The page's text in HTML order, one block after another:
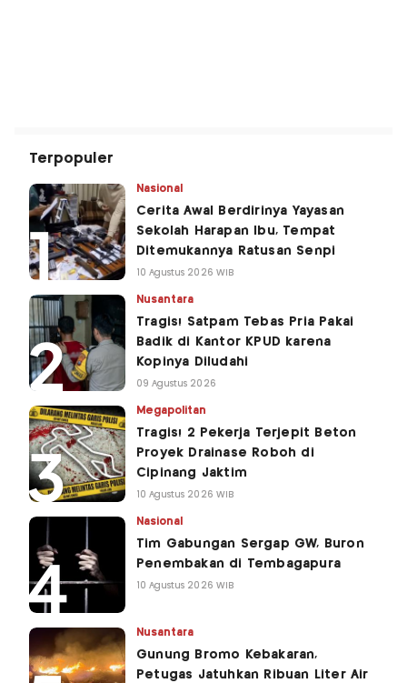
Terpopuler
Nasional
Cerita Awal Berdirinya Yayasan
Sekolah Harapan Ibu, Tempat
Ditemukannya Ratusan Senpi
10 Agustus 2026 WIB
Nusantara
Tragis! Satpam Tebas Pria Pakai
Badik di Kantor KPUD karena
Kopinya Diludahi
09 Agustus 2026
Megapolitan
Tragis! 2 Pekerja Terjepit Beton
Proyek Drainase Roboh di
Cipinang Jaktim
10 Agustus 2026 WIB
Nasional
Tim Gabungan Sergap GW, Buron
Penembakan di Tembagapura
10 Agustus 2026 WIB
Nusantara
Gunung Bromo Kebakaran,
Petugas Jatuhkan Ribuan Liter Air